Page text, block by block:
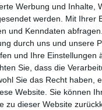
Werbung und Inhalte,
werden. Mit Ihrer
und Kenndaten
durch uns und unsere
und Ihre
Sie, dass die
Sie das Recht haben,
Website. Sie können
zu dieser Website
"Ich kann
Ich kann
einfach stehen
######
Hause fahren."